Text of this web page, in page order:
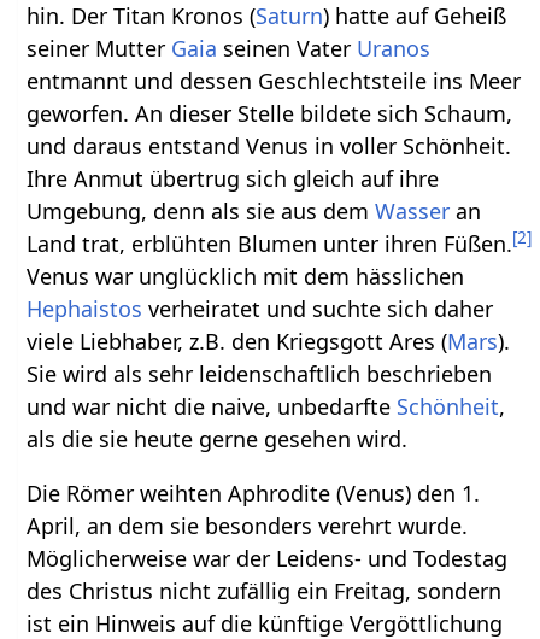
hin. Der Titan Kronos (Saturn) hatte auf Geheiß
seiner Mutter Gaia seinen Vater Uranos
entmannt und dessen Geschlechtsteile ins Meer
geworfen. An dieser Stelle bildete sich Schaum,
und daraus entstand Venus in voller Schönheit.
Ihre Anmut übertrug sich gleich auf ihre
Umgebung, denn als sie aus demWasser an
Land trat, erblühten Blumen unter ihren Füßen.[2]
Venus war unglücklich mit dem hässlichen
Hephaistos verheiratet und suchte sich daher
viele Liebhaber, z.B. den Kriegsgott Ares (Mars).
Sie wird als sehr leidenschaftlich beschrieben
und war nicht die naive, unbedarfte Schönheit,
als die sie heute gerne gesehen wird.
Die Römer weihten Aphrodite (Venus) den 1.
April, an dem sie besonders verehrt wurde.
Möglicherweise war der Leidens- und Todestag
des Christus nicht zufällig ein Freitag, sondern
ist ein Hinweis auf die künftige Vergöttlichung